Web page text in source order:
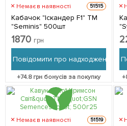
Немає в наявності 51515
Кабачок "Іскандер F1" ТМ
"Seminis" 500шт
1870 грн
Повідомити про надходження
+74.8грн бонусів за покупку +
Немає в наявності 51519